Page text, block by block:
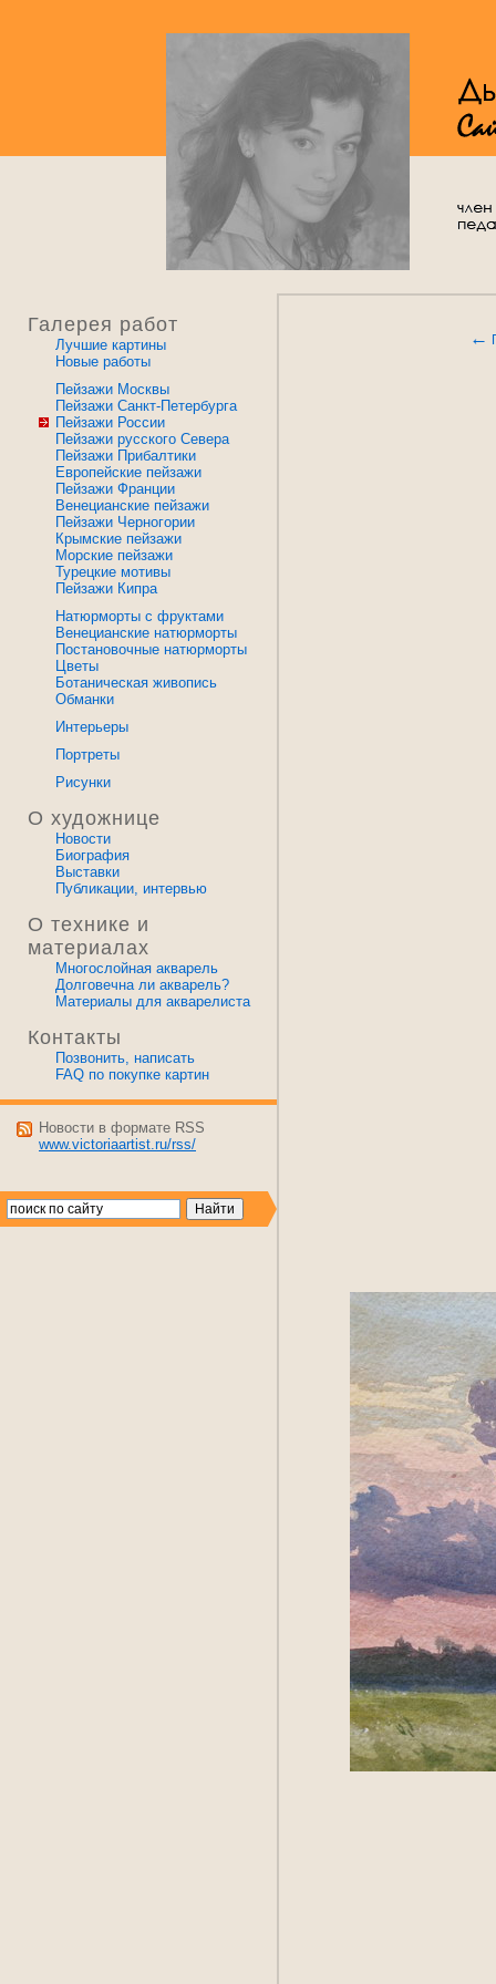
Галерея работ
Лучшие картины
Новые работы
Пейзажи Москвы
Пейзажи Санкт-Петербурга
Пейзажи России
Пейзажи русского Севера
Пейзажи Прибалтики
Европейские пейзажи
Пейзажи Франции
Венецианские пейзажи
Пейзажи Черногории
Крымские пейзажи
Морские пейзажи
Турецкие мотивы
Пейзажи Кипра
Натюрморты с фруктами
Венецианские натюрморты
Постановочные натюрморты
Цветы
Ботаническая живопись
Обманки
Интерьеры
Портреты
Рисунки
О художнице
Новости
Биография
Выставки
Публикации, интервью
О технике и
материалах
Многослойная акварель
Долговечна ли акварель?
Материалы для акварелиста
Контакты
Позвонить, написать
FAQ по покупке картин
Новости в формате RSS
www.victoriaartist.ru/rss/
←